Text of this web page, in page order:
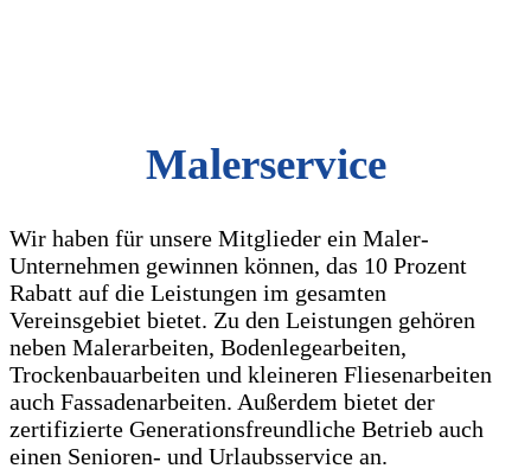
Malerservice
Wir haben für unsere Mitglieder ein Maler-
Unternehmen gewinnen können, das 10 Prozent
Rabatt auf die Leistungen im gesamten
Vereinsgebiet bietet. Zu den Leistungen gehören
neben Malerarbeiten, Bodenlegearbeiten,
Trockenbauarbeiten und kleineren Fliesenarbeiten
auch Fassadenarbeiten. Außerdem bietet der
zertifizierte Generationsfreundliche Betrieb auch
einen Senioren- und Urlaubsservice an.